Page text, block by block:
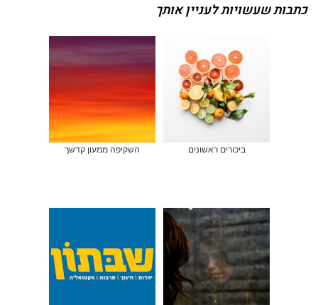
כתבות שעשויות לעניין אותך
ביכורים ראשונים השקיפה ממעון קדשך